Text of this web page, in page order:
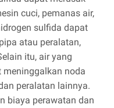
cuci, pemanas air,
sulfida dapat
atau peralatan,
itu, air yang
meninggalkan noda
peralatan lainnya.
biaya perawatan dan